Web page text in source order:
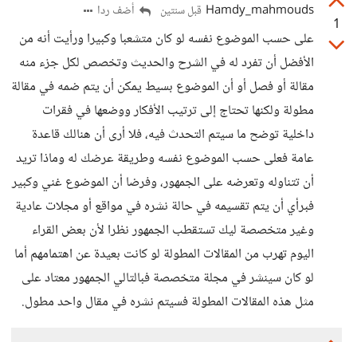
1
Hamdy_mahmouds قبل سنتين أضف ردا
على حسب الموضوع نفسه لو كان متشعبا وكبيرا ورأيت أنه من
الأفضل أن تفرد له في الشرح والحديث وتخصص لكل جزء منه
مقالة أو فصل أو أن الموضوع بسيط يمكن أن يتم ضمه في مقالة
مطولة ولكنها تحتاج إلى ترتيب الأفكار ووضعها في فقرات
داخلية توضح ما سيتم التحدث فيه، فلا أرى أن هنالك قاعدة
عامة فعلى حسب الموضوع نفسه وطريقة عرضك له وماذا تريد
أن تتناوله وتعرضه على الجمهور، وفرضا أن الموضوع غني وكبير
فبرأي أن يتم تقسيمه في حالة نشره في مواقع أو مجلات عادية
وغير متخصصة ليك تستقطب الجمهور نظرا لأن بعض القراء
اليوم تهرب من المقالات المطولة لو كانت بعيدة عن اهتمامهم أما
لو كان سينشر في مجلة متخصصة فبالتالي الجمهور معتاد على
مثل هذه المقالات المطولة فسيتم نشره في مقال واحد مطول.